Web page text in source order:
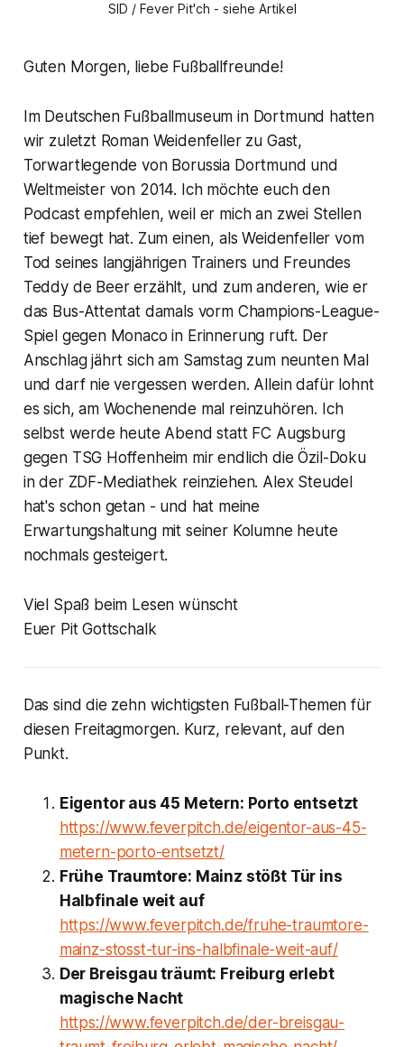
SID / Fever Pit'ch - siehe Artikel
Guten Morgen, liebe Fußballfreunde!
Im Deutschen Fußballmuseum in Dortmund hatten
wir zuletzt Roman Weidenfeller zu Gast,
Torwartlegende von Borussia Dortmund und
Weltmeister von 2014. Ich möchte euch den
Podcast empfehlen, weil er mich an zwei Stellen
tief bewegt hat. Zum einen, als Weidenfeller vom
Tod seines langjährigen Trainers und Freundes
Teddy de Beer erzählt, und zum anderen, wie er
das Bus-Attentat damals vorm Champions-League-
Spiel gegen Monaco in Erinnerung ruft. Der
Anschlag jährt sich am Samstag zum neunten Mal
und darf nie vergessen werden. Allein dafür lohnt
es sich, am Wochenende mal reinzuhören. Ich
selbst werde heute Abend statt FC Augsburg
gegen TSG Hoffenheim mir endlich die Özil-Doku
in der ZDF-Mediathek reinziehen. Alex Steudel
hat's schon getan - und hat meine
Erwartungshaltung mit seiner Kolumne heute
nochmals gesteigert.
Viel Spaß beim Lesen wünscht
Euer Pit Gottschalk
Das sind die zehn wichtigsten Fußball-Themen für
diesen Freitagmorgen. Kurz, relevant, auf den
Punkt.
Eigentor aus 45 Metern: Porto entsetzt
https://www.feverpitch.de/eigentor-aus-45-
metern-porto-entsetzt/
Frühe Traumtore: Mainz stößt Tür ins
Halbfinale weit auf
https://www.feverpitch.de/fruhe-traumtore-
mainz-stosst-tur-ins-halbfinale-weit-auf/
Der Breisgau träumt: Freiburg erlebt
magische Nacht
https://www.feverpitch.de/der-breisgau-